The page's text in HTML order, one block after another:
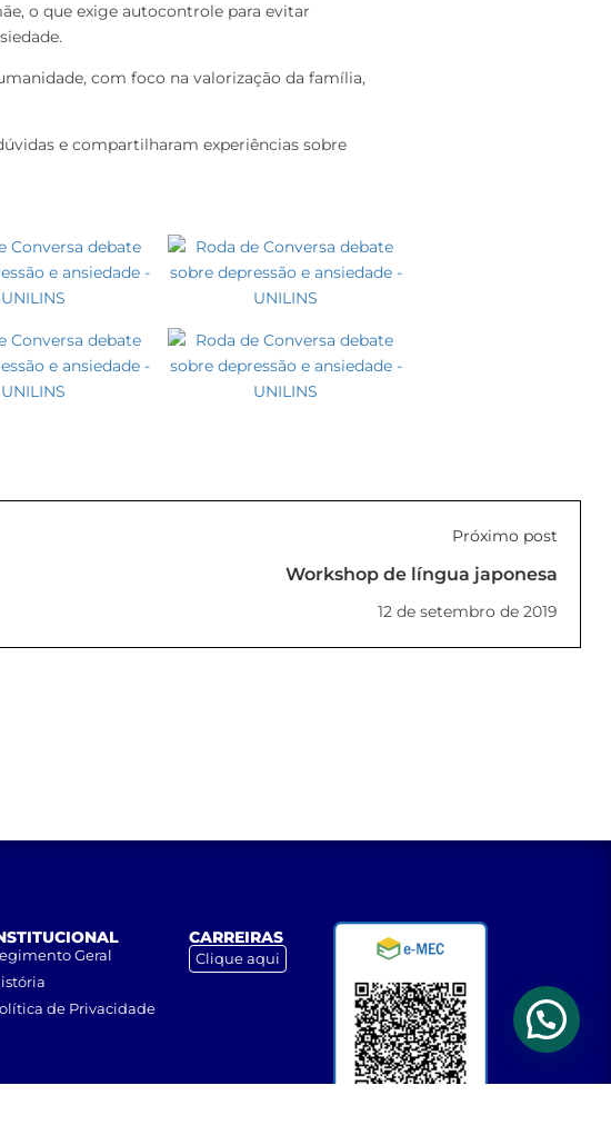
o que exige autocontrole para evitar
com foco na valorização da família,
e compartilharam experiências sobre
Próximo post
Workshop de língua japonesa
12 de setembro de 2019
Geral
de Privacidade
CARREIRAS
Clique aqui